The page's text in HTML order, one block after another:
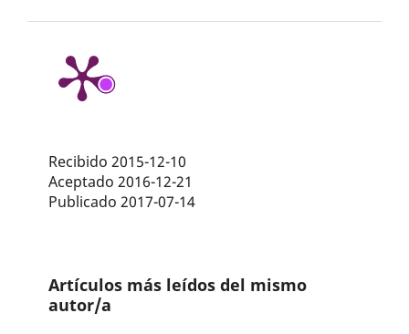
Recibido 2015-12-10
Aceptado 2016-12-21
Publicado 2017-07-14
Artículos más leídos del mismo
autor/a